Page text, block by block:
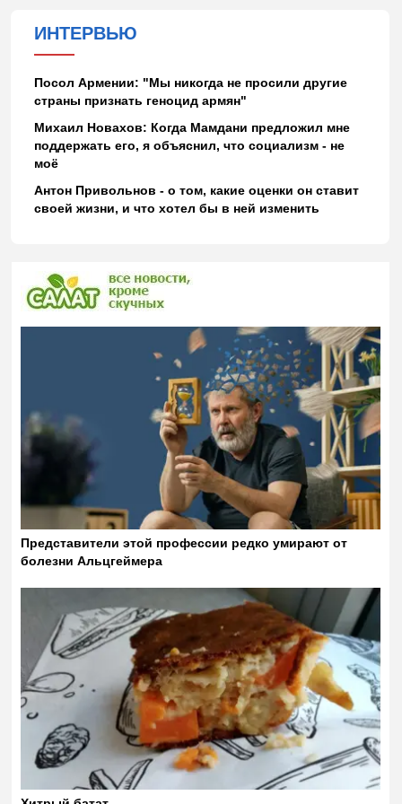
ИНТЕРВЬЮ
Посол Армении: "Мы никогда не просили другие
страны признать геноцид армян"
Михаил Новахов: Когда Мамдани предложил мне
поддержать его, я объяснил, что социализм - не
моё
Антон Привольнов - о том, какие оценки он ставит
своей жизни, и что хотел бы в ней изменить